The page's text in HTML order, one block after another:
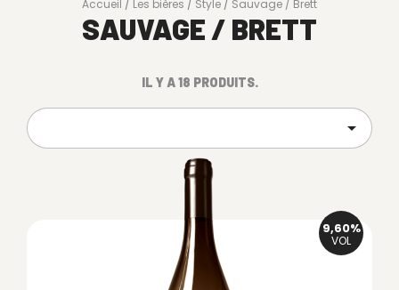
Accueil Les bières Style Sauvage / Brett
SAUVAGE / BRETT
IL Y A 18 PRODUITS.

9,60%
VOL